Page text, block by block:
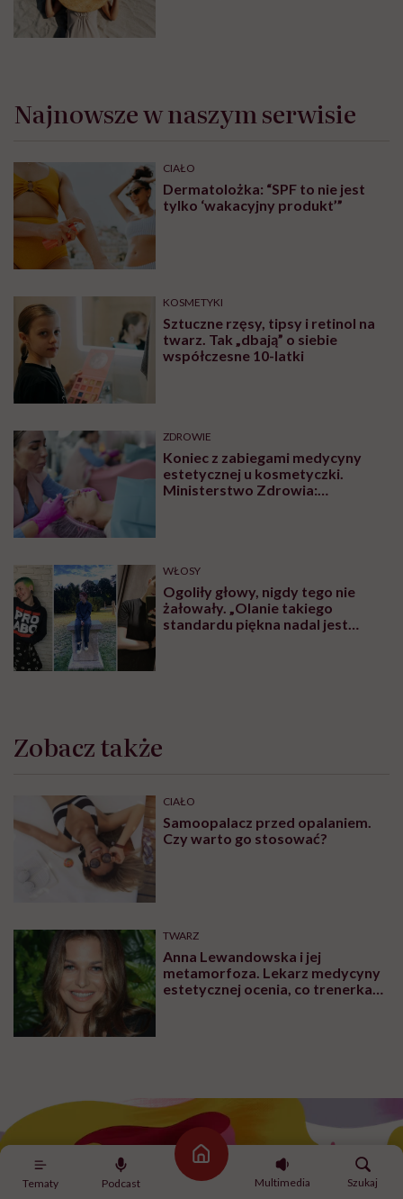
Tematy Podcast
Strona główna
Multimedia
Szukaj
Najnowsze w naszym serwisie
CIAŁO
Dermatolożka: “SPF to nie jest
tylko ‘wakacyjny produkt’”
KOSMETYKI
Sztuczne rzęsy, tipsy i retinol na
twarz. Tak „dbają” o siebie
współczesne 10-latki
ZDROWIE
Koniec z zabiegami medycyny
estetycznej u kosmetyczki.
Ministerstwo Zdrowia:
WŁOSY
Ogoliły głowy, nigdy tego nie
żałowały. „Olanie takiego
standardu piękna nadal jest
Zobacz także
CIAŁO
Samoopalacz przed opalaniem.
Czy warto go stosować?
TWARZ
Anna Lewandowska i jej
metamorfoza. Lekarz medycyny
estetycznej ocenia, co trenerka